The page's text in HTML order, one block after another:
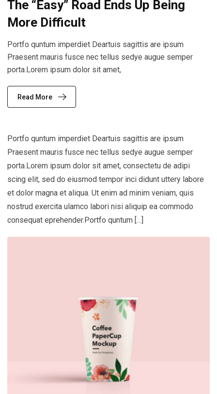
The “Easy” Road Ends Up Being
More Difficult
Portfo quntum imperdiet Deartuis sagittis are ipsum
Praesent mauris fusce nec tellus sedye augue semper
porta.Lorem ipsum dolor sit amet,
Read More
Portfo quntum imperdiet Deartuis sagittis are ipsum
Praesent mauris fusce nec tellus sedye augue semper
porta.Lorem ipsum dolor sit amet, consectetu de adipi
scing elit, sed do eiusmod tempor inci didunt uttery labore
et dolor magna et aliqua. Ut enim ad minim veniam, quis
nostrud exercita ulamco labori nisi aliquip ea commodo
consequat eprehender.Portfo quntum […]